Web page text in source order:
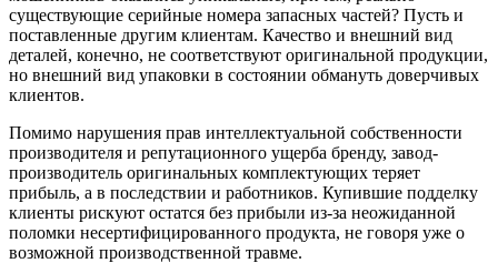
существующие серийные номера запасных частей? Пусть и
поставленные другим клиентам. Качество и внешний вид
деталей, конечно, не соответствуют оригинальной продукции,
но внешний вид упаковки в состоянии обмануть доверчивых
клиентов.
Помимо нарушения прав интеллектуальной собственности
производителя и репутационного ущерба бренду, завод-
производитель оригинальных комплектующих теряет
прибыль, а в последствии и работников. Купившие подделку
клиенты рискуют остатся без прибыли из-за неожиданной
поломки несертифицированного продукта, не говоря уже о
возможной производственной травме.